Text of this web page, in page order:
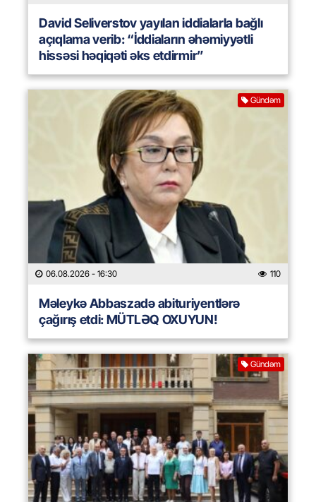
David Seliverstov yayılan iddialarla bağlı
açıqlama verib: “İddiaların əhəmiyyətli
hissəsi həqiqəti əks etdirmir”
Gündəm
06.08.2026 - 16:30 110
Məleykə Abbaszadə abituriyentlərə
çağırış etdi: MÜTLƏQ OXUYUN!
Gündəm